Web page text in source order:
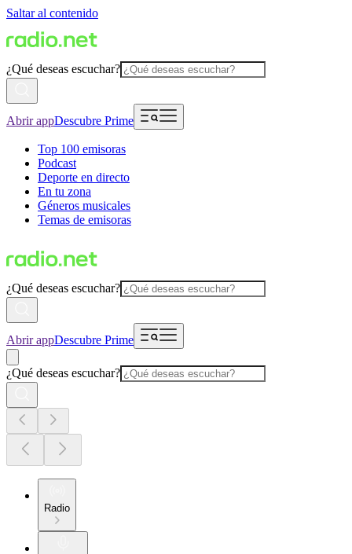
Saltar al contenido
¿Qué deseas escuchar?
Abrir appDescubre Prime
Top 100 emisoras
Podcast
Deporte en directo
En tu zona
Géneros musicales
Temas de emisoras
¿Qué deseas escuchar?
Abrir appDescubre Prime
¿Qué deseas escuchar?
Radio